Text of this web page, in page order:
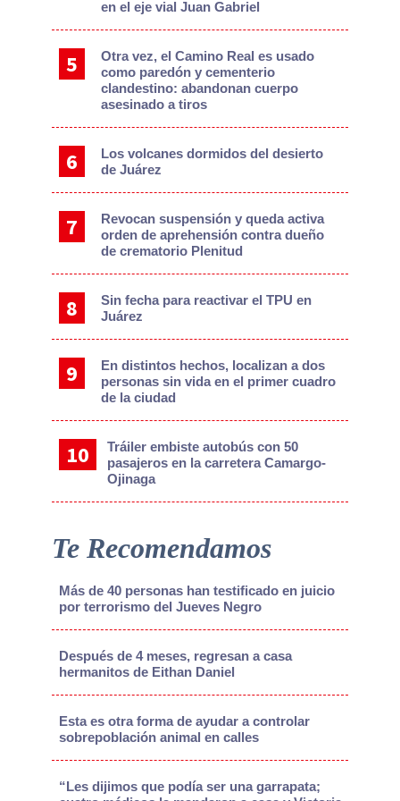
en el eje vial Juan Gabriel
Otra vez, el Camino Real es usado
como paredón y cementerio
clandestino: abandonan cuerpo
asesinado a tiros
Los volcanes dormidos del desierto
de Juárez
Revocan suspensión y queda activa
orden de aprehensión contra dueño
de crematorio Plenitud
Sin fecha para reactivar el TPU en
Juárez
En distintos hechos, localizan a dos
personas sin vida en el primer cuadro
de la ciudad
Tráiler embiste autobús con 50
pasajeros en la carretera Camargo-
Ojinaga
Te Recomendamos
Más de 40 personas han testificado en juicio
por terrorismo del Jueves Negro
Después de 4 meses, regresan a casa
hermanitos de Eithan Daniel
Esta es otra forma de ayudar a controlar
sobrepoblación animal en calles
“Les dijimos que podía ser una garrapata;